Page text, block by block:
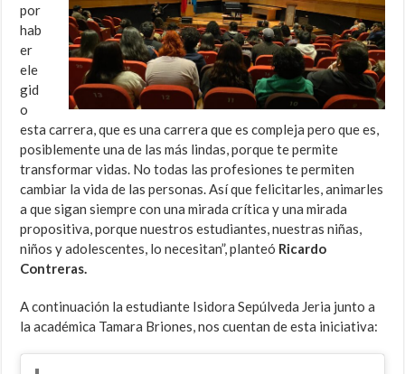
por
hab
er
ele
gid
o
esta carrera, que es una carrera que es compleja pero que es,
posiblemente una de las más lindas, porque te permite
transformar vidas. No todas las profesiones te permiten
cambiar la vida de las personas. Así que felicitarles, animarles
a que sigan siempre con una mirada crítica y una mirada
propositiva, porque nuestros estudiantes, nuestras niñas,
niños y adolescentes, lo necesitan”, planteó Ricardo
Contreras.
A continuación la estudiante Isidora Sepúlveda Jeria junto a
la académica Tamara Briones, nos cuentan de esta iniciativa: